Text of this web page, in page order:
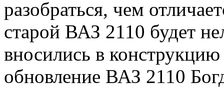
разобраться, чем
старой ВАЗ 2110 будет
вносились в
обновление ВАЗ 2110